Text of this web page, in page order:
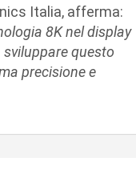
Italia, afferma:
8K nel display
questo
precisione e